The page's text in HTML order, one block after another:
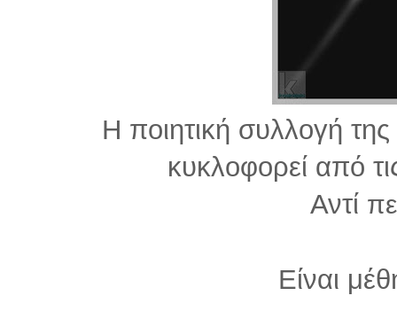
Η ποιητική συλλογή
κυκλοφορεί από
Αντί
Είναι